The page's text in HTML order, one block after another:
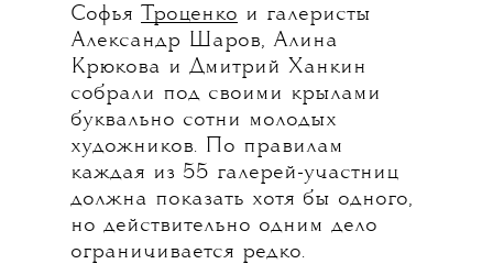
Софья
Троценко и галеристы
Александр Шаров, Алина
Крюкова и Дмитрий Ханкин
собрали под своими крылами
буквально сотни молодых
художников. По правилам
каждая из 55 галерей-участниц
должна показать хотя бы одного,
но действительно одним дело
ограничивается редко.